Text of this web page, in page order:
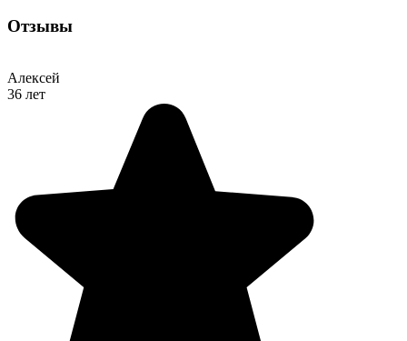
Отзывы
Алексей
36 лет